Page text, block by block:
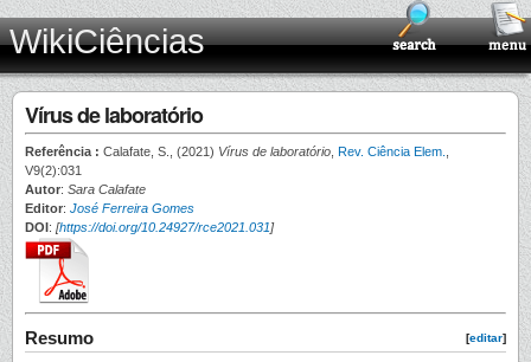
WikiCiências
Vírus de laboratório
Referência : Calafate, S., (2021) Vírus de laboratório Rev. Ciência Elem.
V9(2):031
Autor: Sara Calafate
Editor: José Ferreira Gomes
DOI: [https://doi.org/10.24927/rce2021.031]
[editar]
Resumo